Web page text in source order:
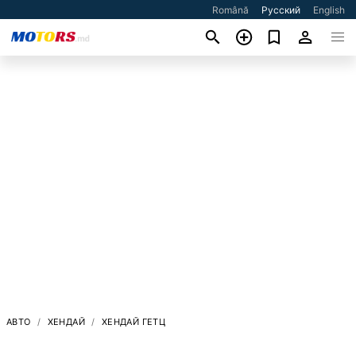
Română Русский English
АВТО ХЕНДАЙ ХЕНДАЙ ГЕТЦ